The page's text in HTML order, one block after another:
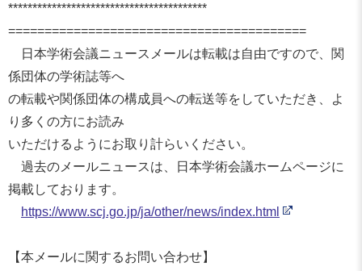
*****************************************
=========================================
日本学術会議ニュースメールは転載は自由ですので、 関
係団体の学術誌等へ
の転載や関係団体の構成員への転送等をしていただき、
よ
り多くの方にお読み
いただけるようにお取り計らいください。
過去のメールニュースは、
日本学術会議ホームページに
掲載しております。
https://www.scj.go.jp/ja/other/news/index.html
【本メールに関するお問い合わせ】